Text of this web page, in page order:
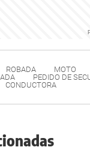
ROBADA MOTO
PEDIDO DE
CONDUCTORA